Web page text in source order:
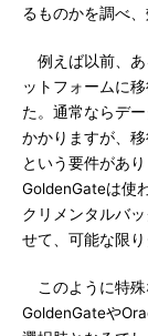
るものかを調べ
例えば以前、あ
ットフォームに
た。通常ならデ
かかりますが、
という要件があ
GoldenGateは使
クリメンタルバ
せて、可能な限
このように特殊
GoldenGateや